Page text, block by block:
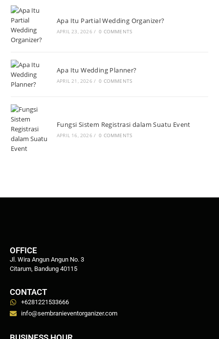
Apa Itu Partial Wedding Organizer?
APRIL 23, 2026 / 0 COMMENTS
Apa Itu Wedding Planner?
APRIL 21, 2026 / 0 COMMENTS
Fungsi Sistem Registrasi dalam Suatu Event
APRIL 16, 2026 / 0 COMMENTS
OFFICE
Jl. Wira Angun Angun No. 3
Citarum, Bandung 40115
CONTACT
+6281221533666
info@sembranieventorganizer.com